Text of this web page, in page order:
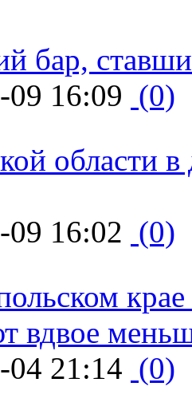
бар,
09 16:09 (0)
области в
09 16:02 (0)
вдвое
04 21:14 (0)